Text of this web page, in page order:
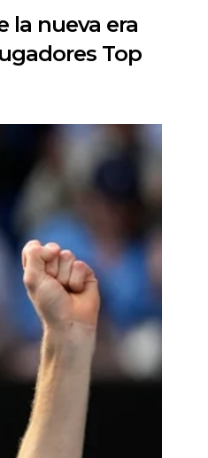
la nueva era
Top